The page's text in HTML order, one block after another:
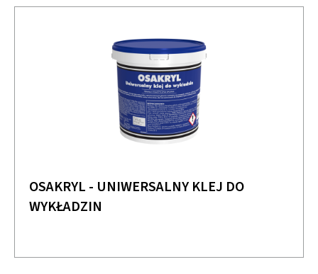
OSAKRYL - UNIWERSALNY KLEJ DO
WYKŁADZIN